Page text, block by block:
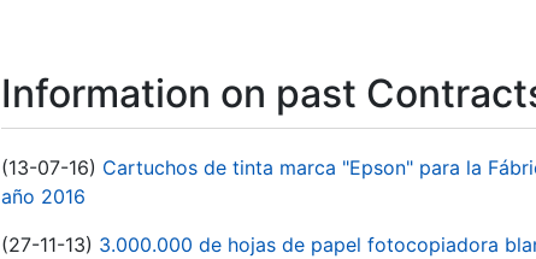
Information on past
(13-07-16) Cartuchos de tinta marca "Epson" para la
año 2016
(27-11-13) 3.000.000 de hojas de papel fotocopiadora